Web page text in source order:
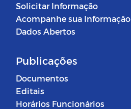
Solicitar Informação
Acompanhe sua Informação
Dados Abertos
Publicações
Documentos
Editais
Horários Funcionários